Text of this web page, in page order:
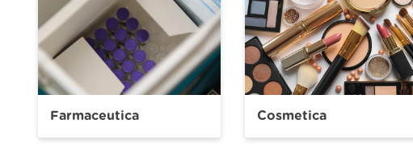
Farmaceutica Cosmetica